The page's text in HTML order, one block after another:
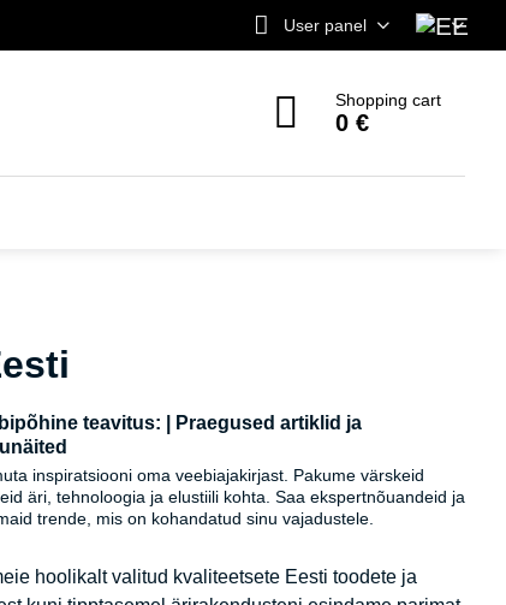
User panel
Shopping cart
0 €
teavitus: | Praegused artiklid ja
inspiratsiooni oma veebiajakirjast. Pakume värskeid
äri, tehnoloogia ja elustiili kohta. Saa ekspertnõuandeid ja
trende, mis on kohandatud sinu vajadustele.
hoolikalt valitud kvaliteetsete Eesti toodete ja